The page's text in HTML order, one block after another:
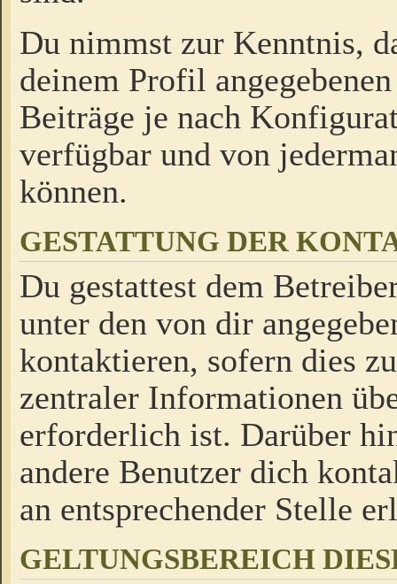
Du nimmst zur Kenntnis,
deinem Profil
Beiträge je nach
verfügbar und von
können.
GESTATTUNG DER
Du gestattest dem
unter den von dir
kontaktieren, sofern dies
zentraler Informationen
erforderlich ist. Darüber
andere Benutzer dich
an entsprechender Stelle
GELTUNGSBEREICH